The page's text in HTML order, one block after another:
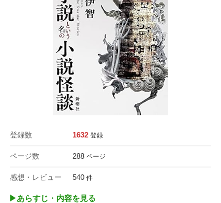
登録数 1632 登録
ページ数 288 ページ
感想・レビュー 540 件
▶︎あらすじ・内容を見る